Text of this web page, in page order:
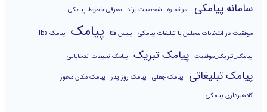
سامانه پیامکی
سرشماره شخصیت برند معرفی خطوط پیامکی
موفقیت در انتخابات مجلس با تبلیغات پیامکی پلیس فتا پیامک پیامک lbs
پیامک_تبریک_موفقیت پیامک تبریک پیامک تبلیغات انتخاباتی
پیامک تبلیغاتی پیامک جعلی پیامک روز پدر پیامک مکان محور
کلاهبرداری پیامکی